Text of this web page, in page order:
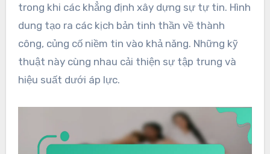
trong khi các khẳng định xây dựng sự tự tin. Hình
dung tạo ra các kịch bản tinh thần về thành
công, củng cố niềm tin vào khả năng. Những kỹ
thuật này cùng nhau cải thiện sự tập trung và
hiệu suất dưới áp lực.